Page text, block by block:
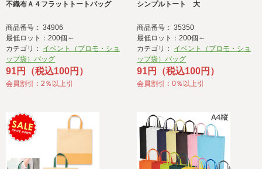
不織布Ａ４フラットトートバッグ
商品番号： 34906
最低ロット：200個～
カテゴリ： イベント（プロモ・ショ
ップ袋）バッグ
91円（税込100円）
会員割引：2％以上引
シンプルトート 大
商品番号： 35350
最低ロット：200個～
カテゴリ： イベント（プロモ・ショ
ップ袋）バッグ
91円（税込100円）
会員割引：0％以上引